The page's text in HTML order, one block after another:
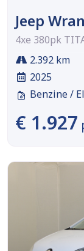
Jeep
4xe 380pk
2.392 km
2025
Benzine /
€ 1.927